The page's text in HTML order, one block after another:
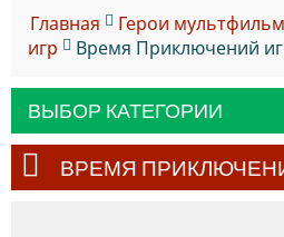
Главная
Герои
игр
Время Приключений
ВЫБОР КАТЕГОРИИ
ВРЕМЯ